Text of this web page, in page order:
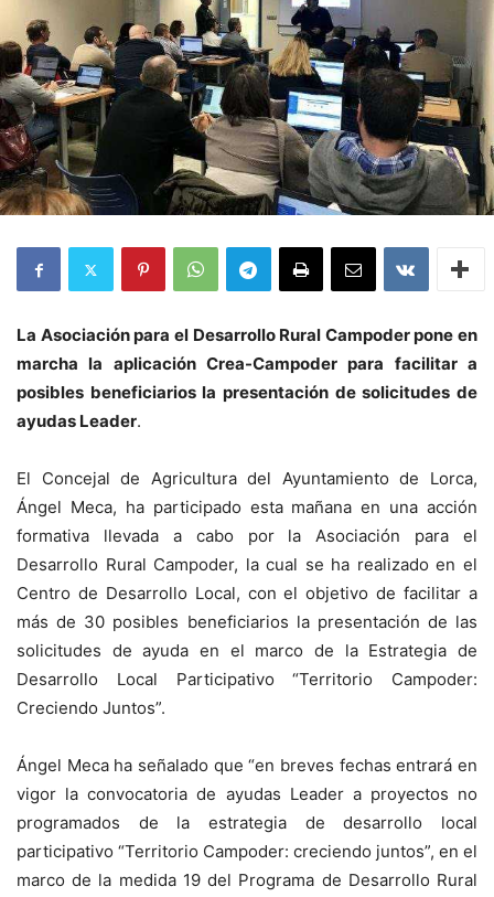
La Asociación para el Desarrollo Rural Campoder pone en
marcha la aplicación Crea-Campoder para facilitar a
posibles beneficiarios la presentación de solicitudes de
ayudas Leader.
El Concejal de Agricultura del Ayuntamiento de Lorca,
Ángel Meca, ha participado esta mañana en una acción
formativa llevada a cabo por la Asociación para el
Desarrollo Rural Campoder, la cual se ha realizado en el
Centro de Desarrollo Local, con el objetivo de facilitar a
más de 30 posibles beneficiarios la presentación de las
solicitudes de ayuda en el marco de la Estrategia de
Desarrollo Local Participativo “Territorio Campoder:
Creciendo Juntos”.
Ángel Meca ha señalado que “en breves fechas entrará en
vigor la convocatoria de ayudas Leader a proyectos no
programados de la estrategia de desarrollo local
participativo “Territorio Campoder: creciendo juntos”, en el
marco de la medida 19 del Programa de Desarrollo Rural